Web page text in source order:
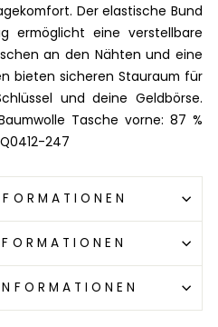
Der elastische Bund
ermöglicht eine verstellbare
an den Nähten und eine
bieten sicheren Stauraum für
und deine Geldbörse.
Tasche vorne: 87 %
247